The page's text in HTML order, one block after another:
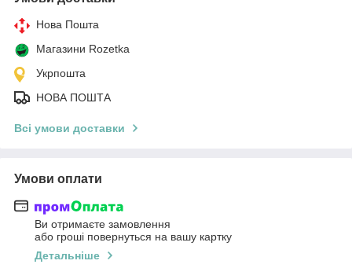
Нова Пошта
Магазини Rozetka
Укрпошта
НОВА ПОШТА
Всі умови доставки
Умови оплати
Ви отримаєте замовлення
або гроші повернуться на вашу картку
Детальніше